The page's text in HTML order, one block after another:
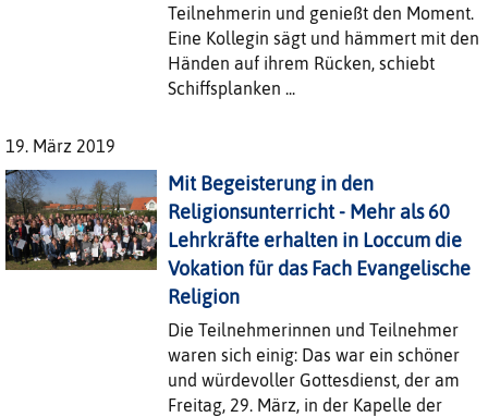
Teilnehmerin und genießt den Moment.
Eine Kollegin sägt und hämmert mit den
Händen auf ihrem Rücken, schiebt
Schiffsplanken ...
19. März 2019
Mit Begeisterung in den
Religionsunterricht - Mehr als 60
Lehrkräfte erhalten in Loccum die
Vokation für das Fach Evangelische
Religion
Die Teilnehmerinnen und Teilnehmer
waren sich einig: Das war ein schöner
und würdevoller Gottesdienst, der am
Freitag, 29. März, in der Kapelle der